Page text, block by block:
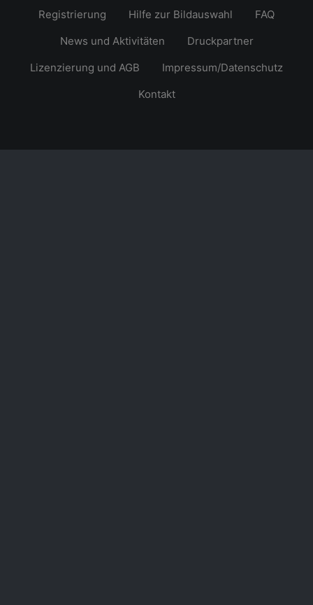
Registrierung Hilfe zur Bildauswahl
FAQ
News und Aktivitäten
Druckpartner
Lizenzierung und AGB
Impressum/Datenschutz
Kontakt